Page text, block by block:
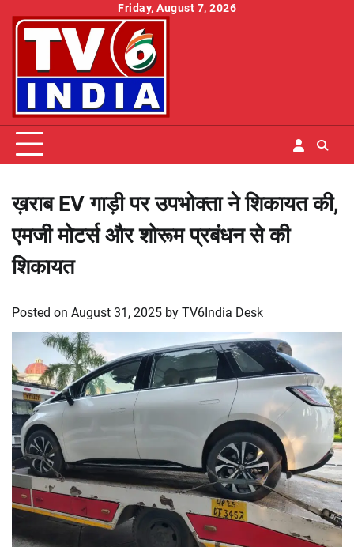
Skip
Friday, August 7, 2026
ख़राब EV गाड़ी पर उपभोक्ता ने शिकायत की,
एमजी मोटर्स और शोरूम प्रबंधन से की
शिकायत
Posted on August 31, 2025 by TV6India Desk